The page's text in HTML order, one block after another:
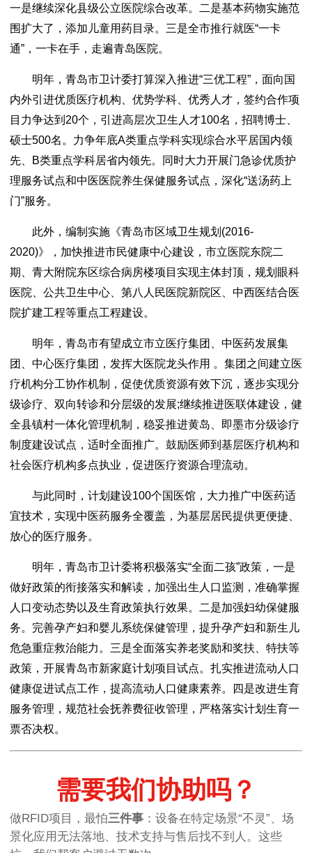
一是继续深化县级公立医院综合改革。二是基本药物实施范
围扩大了，添加儿童用药目录。三是全市推行就医“一卡
通”，一卡在手，走遍青岛医院。
明年，青岛市卫计委打算深入推进“三优工程”，面向国
内外引进优质医疗机构、优势学科、优秀人才，签约合作项
目力争达到20个，引进高层次卫生人才100名，招聘博士、
硕士500名。力争年底A类重点学科实现综合水平居国内领
先、B类重点学科居省内领先。同时大力开展门急诊优质护
理服务试点和中医医院养生保健服务试点，深化“送汤药上
门”服务。
此外，编制实施《青岛市区域卫生规划(2016-
2020)》，加快推进市民健康中心建设，市立医院东院二
期、青大附院东区综合病房楼项目实现主体封顶，规划眼科
医院、公共卫生中心、第八人民医院新院区、中西医结合医
院扩建工程等重点工程建设。
明年，青岛市有望成立市立医疗集团、中医药发展集
团、中心医疗集团，发挥大医院龙头作用 。集团之间建立医
疗机构分工协作机制，促使优质资源有效下沉，逐步实现分
级诊疗、双向转诊和分层级的发展;继续推进医联体建设，健
全县镇村一体化管理机制，稳妥推进黄岛、即墨市分级诊疗
制度建设试点，适时全面推广。鼓励医师到基层医疗机构和
社会医疗机构多点执业，促进医疗资源合理流动。
与此同时，计划建设100个国医馆，大力推广中医药适
宜技术，实现中医药服务全覆盖，为基层居民提供更便捷、
放心的医疗服务。
明年，青岛市卫计委将积极落实“全面二孩”政策，一是
做好政策的衔接落实和解读，加强出生人口监测，准确掌握
人口变动态势以及生育政策执行效果。二是加强妇幼保健服
务。完善孕产妇和婴儿系统保健管理，提升孕产妇和新生儿
危急重症救治能力。三是全面落实养老奖励和奖扶、特扶等
政策，开展青岛市新家庭计划项目试点。扎实推进流动人口
健康促进试点工作，提高流动人口健康素养。四是改进生育
服务管理，规范社会抚养费征收管理，严格落实计划生育一
票否决权。
需要我们协助吗？
做RFID项目，最怕三件事 ：设备在特定场景“不灵”、场
景化应用无法落地、技术支持与售后找不到人。这些